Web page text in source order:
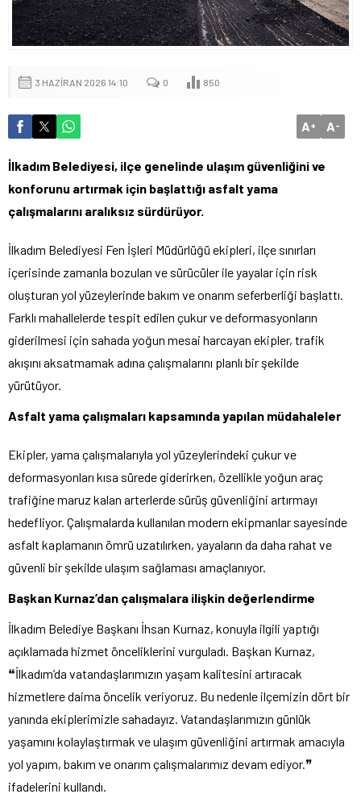
3 HAZIRAN 2026 14:10 0 850
A+ A-
İlkadım Belediyesi, ilçe genelinde ulaşım güvenliğini ve
konforunu artırmak için başlattığı asfalt yama
çalışmalarını aralıksız sürdürüyor.
İlkadım Belediyesi Fen İşleri Müdürlüğü ekipleri, ilçe sınırları
içerisinde zamanla bozulan ve sürücüler ile yayalar için risk
oluşturan yol yüzeylerinde bakım ve onarım seferberliği başlattı.
Farklı mahallelerde tespit edilen çukur ve deformasyonların
giderilmesi için sahada yoğun mesai harcayan ekipler, trafik
akışını aksatmamak adına çalışmalarını planlı bir şekilde
yürütüyor.
Asfalt yama çalışmaları kapsamında yapılan müdahaleler
Ekipler, yama çalışmalarıyla yol yüzeylerindeki çukur ve
deformasyonları kısa sürede giderirken, özellikle yoğun araç
trafiğine maruz kalan arterlerde sürüş güvenliğini artırmayı
hedefliyor. Çalışmalarda kullanılan modern ekipmanlar sayesinde
asfalt kaplamanın ömrü uzatılırken, yayaların da daha rahat ve
güvenli bir şekilde ulaşım sağlaması amaçlanıyor.
Başkan Kurnaz’dan çalışmalara ilişkin değerlendirme
İlkadım Belediye Başkanı İhsan Kurnaz, konuyla ilgili yaptığı
açıklamada hizmet önceliklerini vurguladı. Başkan Kurnaz,
❝İlkadım’da vatandaşlarımızın yaşam kalitesini artıracak
hizmetlere daima öncelik veriyoruz. Bu nedenle ilçemizin dört bir
yanında ekiplerimizle sahadayız. Vatandaşlarımızın günlük
yaşamını kolaylaştırmak ve ulaşım güvenliğini artırmak amacıyla
yol yapım, bakım ve onarım çalışmalarımız devam ediyor.❞
ifadelerini kullandı.